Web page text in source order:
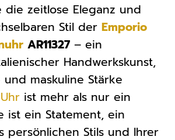
die zeitlose Eleganz und
Stil der Emporio
AR11327 – ein
Handwerkskunst,
und maskuline Stärke
Uhr ist mehr als nur ein
ist ein Statement, ein
persönlichen Stils und Ihrer